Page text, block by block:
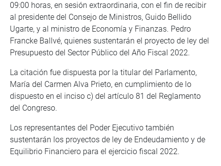
09:00 horas, en sesión extraordinaria, con el fin de recibir
al presidente del Consejo de Ministros, Guido Bellido
Ugarte, y al ministro de Economía y Finanzas. Pedro
Francke Ballvé, quienes sustentarán el proyecto de ley del
Presupuesto del Sector Público del Año Fiscal 2022.
La citación fue dispuesta por la titular del Parlamento,
María del Carmen Alva Prieto, en cumplimiento de lo
dispuesto en el inciso c) del artículo 81 del Reglamento
del Congreso.
Los representantes del Poder Ejecutivo también
sustentarán los proyectos de ley de Endeudamiento y de
Equilibrio Financiero para el ejercicio fiscal 2022.